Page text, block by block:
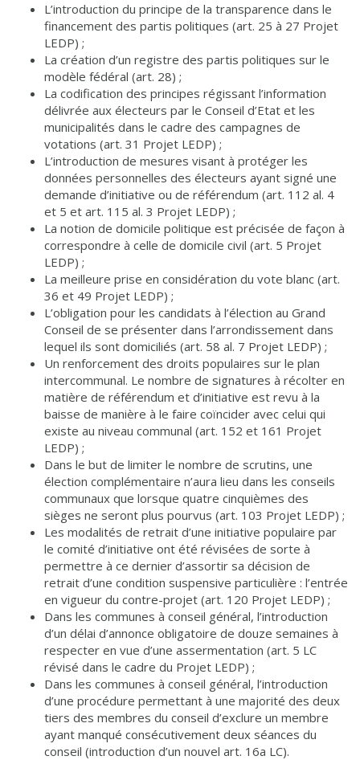
L’introduction du principe de la transparence dans le
financement des partis politiques (art. 25 à 27 Projet
LEDP) ;
La création d’un registre des partis politiques sur le
modèle fédéral (art. 28) ;
La codification des principes régissant l’information
délivrée aux électeurs par le Conseil d’Etat et les
municipalités dans le cadre des campagnes de
votations (art. 31 Projet LEDP) ;
L’introduction de mesures visant à protéger les
données personnelles des électeurs ayant signé une
demande d’initiative ou de référendum (art. 112 al. 4
et 5 et art. 115 al. 3 Projet LEDP) ;
La notion de domicile politique est précisée de façon à
correspondre à celle de domicile civil (art. 5 Projet
LEDP) ;
La meilleure prise en considération du vote blanc (art.
36 et 49 Projet LEDP) ;
L’obligation pour les candidats à l’élection au Grand
Conseil de se présenter dans l’arrondissement dans
lequel ils sont domiciliés (art. 58 al. 7 Projet LEDP) ;
Un renforcement des droits populaires sur le plan
intercommunal. Le nombre de signatures à récolter en
matière de référendum et d’initiative est revu à la
baisse de manière à le faire coïncider avec celui qui
existe au niveau communal (art. 152 et 161 Projet
LEDP) ;
Dans le but de limiter le nombre de scrutins, une
élection complémentaire n’aura lieu dans les conseils
communaux que lorsque quatre cinquièmes des
sièges ne seront plus pourvus (art. 103 Projet LEDP) ;
Les modalités de retrait d’une initiative populaire par
le comité d’initiative ont été révisées de sorte à
permettre à ce dernier d’assortir sa décision de
retrait d’une condition suspensive particulière : l’entrée
en vigueur du contre-projet (art. 120 Projet LEDP) ;
Dans les communes à conseil général, l’introduction
d’un délai d’annonce obligatoire de douze semaines à
respecter en vue d’une assermentation (art. 5 LC
révisé dans le cadre du Projet LEDP) ;
Dans les communes à conseil général, l’introduction
d’une procédure permettant à une majorité des deux
tiers des membres du conseil d’exclure un membre
ayant manqué consécutivement deux séances du
conseil (introduction d’un nouvel art. 16a LC).